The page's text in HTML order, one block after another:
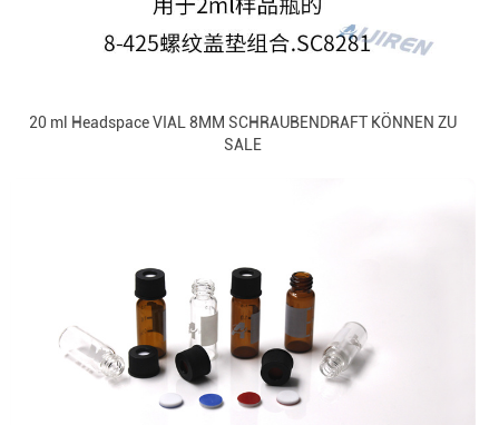
20 ml Headspace VIAL 8MM SCHRAUBENDRAFT KÖNNEN ZU
SALE